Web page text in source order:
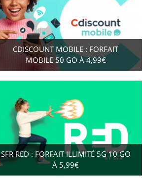
CDISCOUNT MOBILE : FORFAIT
MOBILE 50 GO À 4,99€
SFR RED : FORFAIT ILLIMITÉ 5G 10 GO
À 5,99€